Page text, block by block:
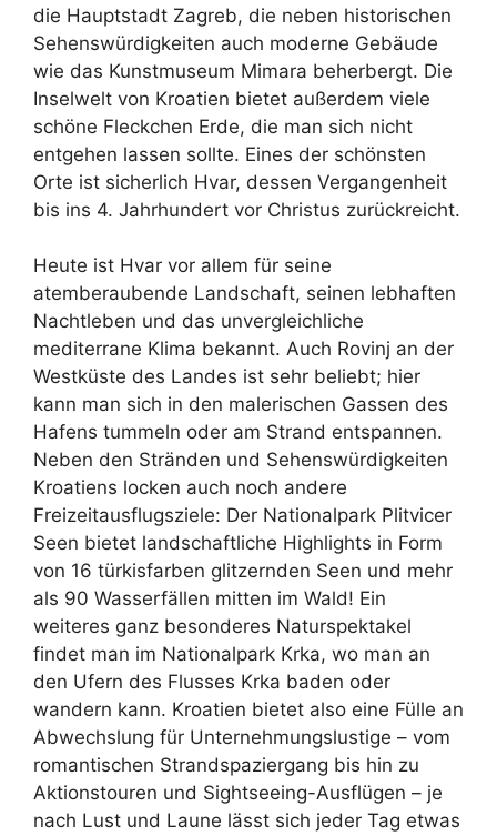
die Hauptstadt Zagreb, die neben historischen
Sehenswürdigkeiten auch moderne Gebäude
wie das Kunstmuseum Mimara beherbergt. Die
Inselwelt von Kroatien bietet außerdem viele
schöne Fleckchen Erde, die man sich nicht
entgehen lassen sollte. Eines der schönsten
Orte ist sicherlich Hvar, dessen Vergangenheit
bis ins 4. Jahrhundert vor Christus zurückreicht.
Heute ist Hvar vor allem für seine
atemberaubende Landschaft, seinen lebhaften
Nachtleben und das unvergleichliche
mediterrane Klima bekannt. Auch Rovinj an der
Westküste des Landes ist sehr beliebt; hier
kann man sich in den malerischen Gassen des
Hafens tummeln oder am Strand entspannen.
Neben den Stränden und Sehenswürdigkeiten
Kroatiens locken auch noch andere
Freizeitausflugsziele: Der Nationalpark Plitvicer
Seen bietet landschaftliche Highlights in Form
von 16 türkisfarben glitzernden Seen und mehr
als 90 Wasserfällen mitten im Wald! Ein
weiteres ganz besonderes Naturspektakel
findet man im Nationalpark Krka, wo man an
den Ufern des Flusses Krka baden oder
wandern kann. Kroatien bietet also eine Fülle an
Abwechslung für Unternehmungslustige – vom
romantischen Strandspaziergang bis hin zu
Aktionstouren und Sightseeing-Ausflügen – je
nach Lust und Laune lässt sich jeder Tag etwas